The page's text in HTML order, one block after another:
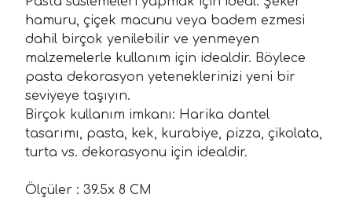
hamuru, çiçek macunu veya badem ezmesi
dahil birçok yenilebilir ve yenmeyen
malzemelerle kullanım için idealdir. Böylece
pasta dekorasyon yeteneklerinizi yeni bir
seviyeye taşıyın.
Birçok kullanım imkanı: Harika dantel
tasarımı, pasta, kek, kurabiye, pizza, çikolata,
turta vs. dekorasyonu için idealdir.
Ölçüler : 39.5x 8 CM